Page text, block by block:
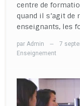
centre de
quand il s’agit de
enseignants, les
par Admin — 7
Enseignement